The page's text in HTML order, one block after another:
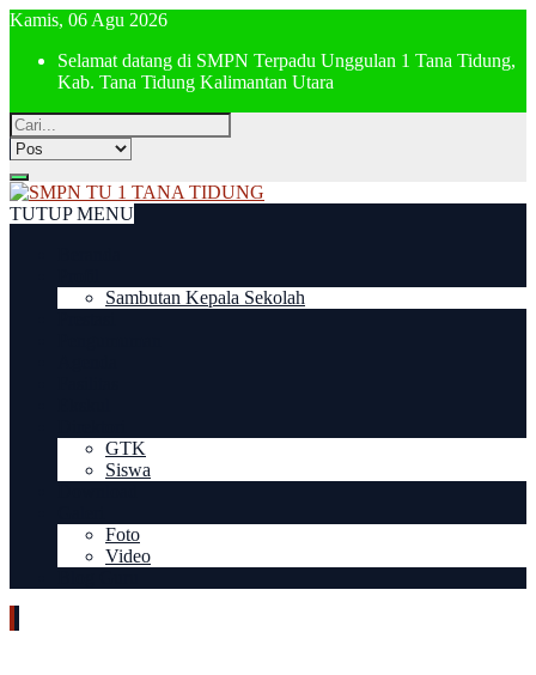
Kamis, 06 Agu 2026
Selamat datang di SMPN Terpadu Unggulan 1 Tana Tidung,
Kab. Tana Tidung Kalimantan Utara
TUTUP MENU
Sambutan Kepala Sekolah
GTK
Siswa
Foto
Video